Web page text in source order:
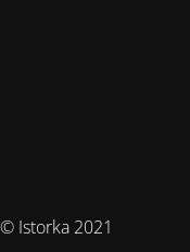
© Istorka 2021